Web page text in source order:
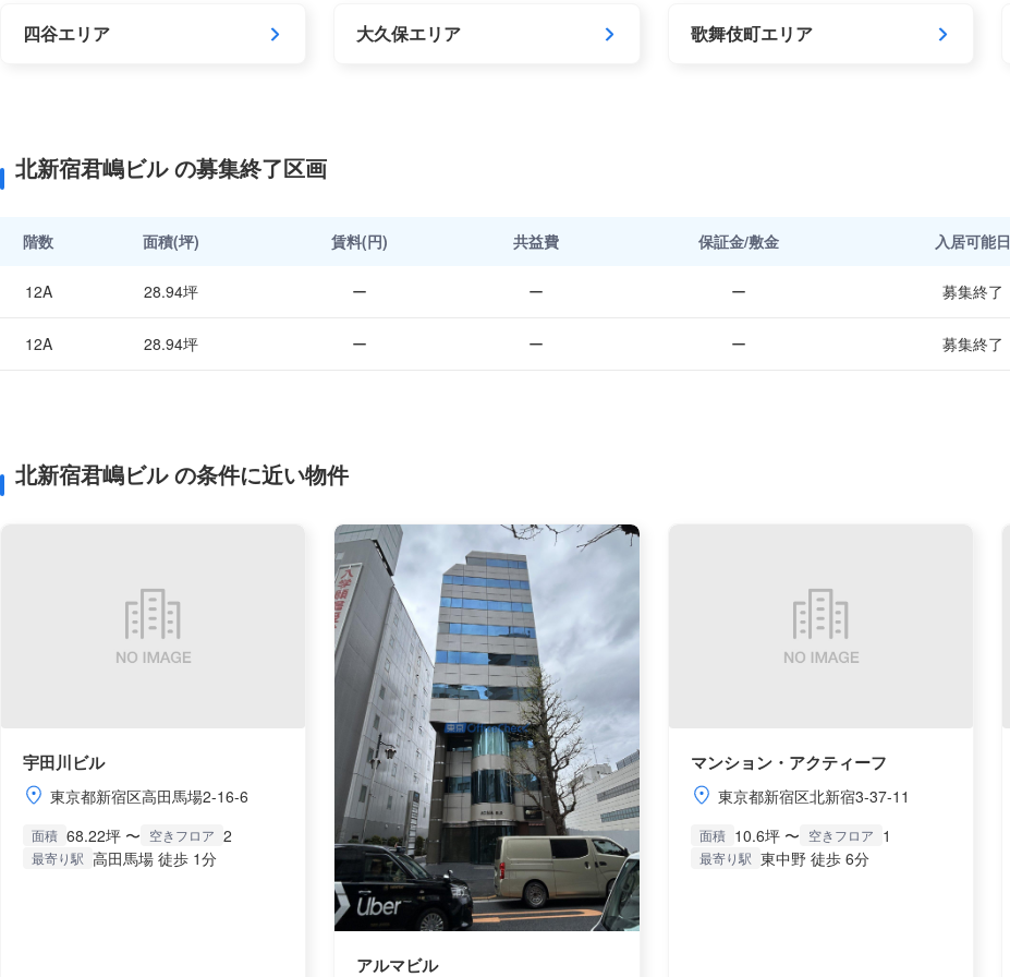
四谷エリア 大久保エリア 歌舞伎町エリア
北新宿君嶋ビル の募集終了区画
階数 面積(坪) 賃料(円) 共益費 保証金/敷金 入居可能日
12A 28.94坪 ー ー ー 募集終了
12A 28.94坪 ー ー ー 募集終了
北新宿君嶋ビル の条件に近い物件
宇田川ビル
東京都新宿区高田馬場2-16-6
面積 68.22坪 〜 空きフロア 2
最寄り駅 高田馬場 徒歩 1分
アルマビル
マンション・アクティーフ
東京都新宿区北新宿3-37-11
面積 10.6坪 〜 空きフロア 1
最寄り駅 東中野 徒歩 6分